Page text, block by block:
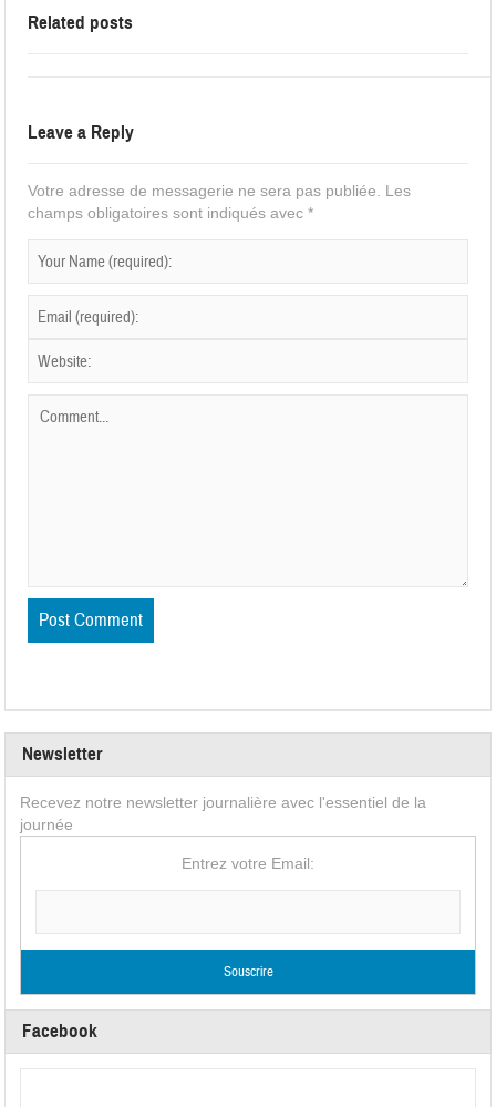
Related posts
Leave a Reply
Votre adresse de messagerie ne sera pas publiée. Les
champs obligatoires sont indiqués avec*
Newsletter
Recevez notre newsletter journalière avec l'essentiel de la
journée
Entrez votre Email:
Facebook